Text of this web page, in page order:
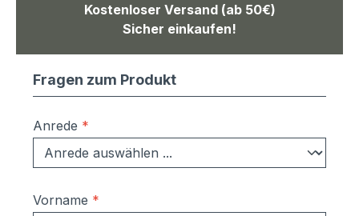
Kostenloser Versand (ab 50€)
Sicher einkaufen!
Fragen zum Produkt
Anrede *
Vorname *